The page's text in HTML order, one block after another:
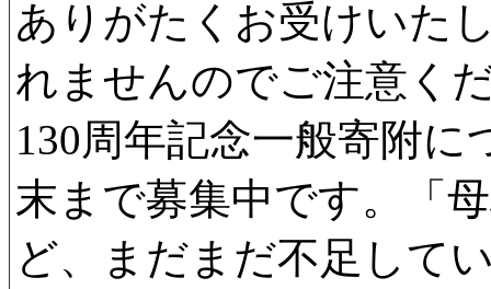
ありがたくお受けいた
れませんのでご注意く
130周年記念一般寄附に
末まで募集中です。「
ど、まだまだ不足して